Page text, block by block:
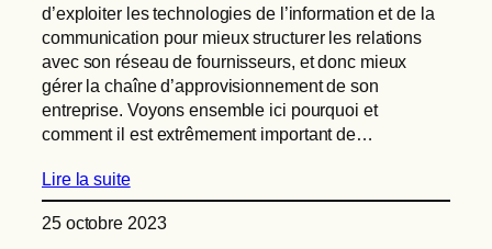
d’exploiter les technologies de l’information et de la
communication pour mieux structurer les relations
avec son réseau de fournisseurs, et donc mieux
gérer la chaîne d’approvisionnement de son
entreprise. Voyons ensemble ici pourquoi et
comment il est extrêmement important de…
Lire la suite
25 octobre 2023